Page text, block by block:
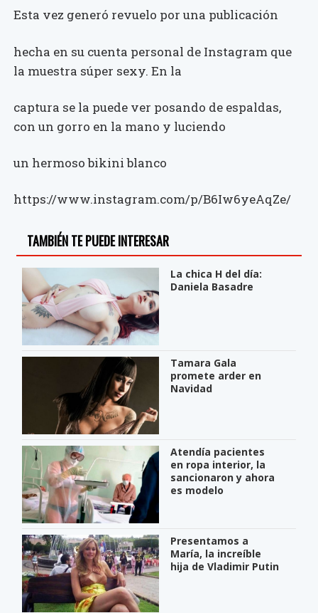
Esta vez generó revuelo por una publicación
hecha en su cuenta personal de Instagram que
la muestra súper sexy. En la
captura se la puede ver posando de espaldas,
con un gorro en la mano y luciendo
un hermoso bikini blanco
https://www.instagram.com/p/B6Iw6yeAqZe/
TAMBIÉN TE PUEDE INTERESAR
La chica H del día:
Daniela Basadre
Tamara Gala
promete arder en
Navidad
Atendía pacientes
en ropa interior, la
sancionaron y ahora
es modelo
Presentamos a
María, la increíble
hija de Vladimir Putin